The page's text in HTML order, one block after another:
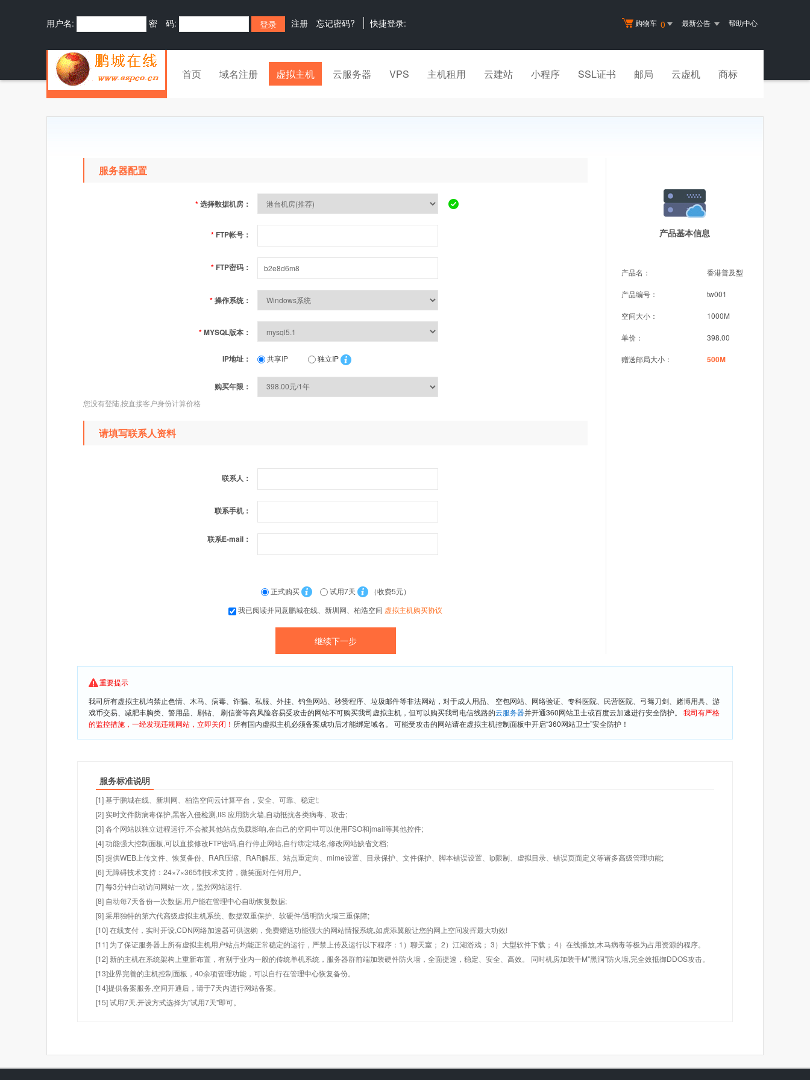
购物车 0 最新公告 帮助中心
用户名: 密 码: 注册 忘记密码? 快捷登录:
首页 域名注册 虚拟主机 云服务器 VPS 主机租用 云建站 小程序 SSL证书 邮局 云虚机 商标
产品基本信息
产品名： 香港普及型
产品编号： tw001
空间大小： 1000M
单价： 398.00
赠送邮局大小： 500M
服务器配置
*选择数据机房：
* FTP帐号：
* FTP密码：
*操作系统：
*MYSQL版本：
IP地址： 共享IP 独立IP
购买年限：
您没有登陆,按直接客户身份计算价格
请填写联系人资料
联系人：
联系手机：
联系E-mail：
正式购买 试用7天
（收费5元）
我已阅读并同意鹏城在线、新圳网、柏浩空间 虚拟主机购买协议
重要提示
我司所有虚拟主机均禁止色情、木马、病毒、诈骗、私服、外挂、钓鱼网站、秒赞程序、垃圾邮件等非法网站，对于成人用品、 空包网站、网络验证、专科医院、民营医院、弓驽刀剑、赌博用具、游
戏币交易、减肥丰胸类、警用品、刷钻、 刷信誉等高风险容易受攻击的网站不可购买我司虚拟主机，但可以购买我司电信线路的云服务器并开通360网站卫士或百度云加速进行安全防护。 我司有严格
的监控措施，一经发现违规网站，立即关闭！ 所有国内虚拟主机必须备案成功后才能绑定域名。 可能受攻击的网站请在虚拟主机控制面板中开启“360网站卫士”安全防护！
服务标准说明
[1] 基于鹏城在线、新圳网、柏浩空间云计算平台，安全、可靠、稳定!;
[2] 实时文件防病毒保护,黑客入侵检测,IIS 应用防火墙,自动抵抗各类病毒、攻击;
[3] 各个网站以独立进程运行,不会被其他站点负载影响,在自己的空间中可以使用FSO和jmail等其他控件;
[4] 功能强大控制面板,可以直接修改FTP密码,自行停止网站,自行绑定域名,修改网站缺省文档;
[5] 提供WEB上传文件、恢复备份、RAR压缩、RAR解压、站点重定向、mime设置、目录保护、文件保护、脚本错误设置、ip限制、虚拟目录、错误页面定义等诸多高级管理功能;
[6] 无障碍技术支持：24×7×365制技术支持，微笑面对任何用户。
[7] 每3分钟自动访问网站一次，监控网站运行.
[8] 自动每7天备份一次数据,用户能在管理中心自助恢复数据;
[9] 采用独特的第六代高级虚拟主机系统、数据双重保护、软硬件/透明防火墙三重保障;
[10] 在线支付，实时开设,CDN网络加速器可供选购，免费赠送功能强大的网站情报系统,如虎添翼般让您的网上空间发挥最大功效!
[11] 为了保证服务器上所有虚拟主机用户站点均能正常稳定的运行，严禁上传及运行以下程序：1）聊天室； 2）江湖游戏； 3）大型软件下载； 4）在线播放,木马病毒等极为占用资源的程序。
[12] 新的主机在系统架构上重新布置，有别于业内一般的传统单机系统，服务器群前端加装硬件防火墙，全面提速，稳定、安全、高效。 同时机房加装千M"黑洞"防火墙,完全效抵御DDOS攻击。
[13]业界完善的主机控制面板，40余项管理功能，可以自行在管理中心恢复备份。
[14]提供备案服务,空间开通后，请于7天内进行网站备案。
[15] 试用7天.开设方式选择为"试用7天"即可。